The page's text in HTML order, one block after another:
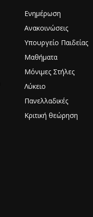
Ενημέρωση
Ανακοινώσεις
Υπουργείο Παιδείας
Μαθήματα
Μόνιμες Στήλες
Λύκειο
Πανελλαδικές
Κριτική θεώρηση